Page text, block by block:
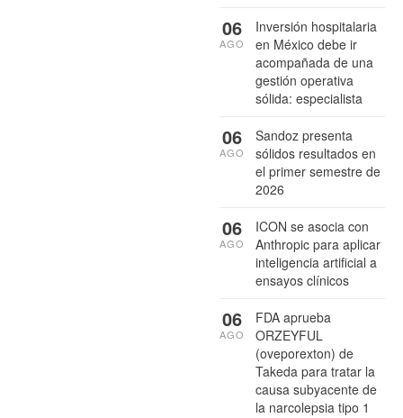
Inversión hospitalaria
en México debe ir
acompañada de una
gestión operativa
sólida: especialista
06
AGO
Sandoz presenta
sólidos resultados en
el primer semestre de
2026
06
AGO
ICON se asocia con
Anthropic para aplicar
inteligencia artificial a
ensayos clínicos
06
AGO
FDA aprueba
ORZEYFUL
(oveporexton) de
Takeda para tratar la
causa subyacente de
la narcolepsia tipo 1
06
AGO